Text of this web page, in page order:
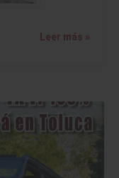
Leer más »